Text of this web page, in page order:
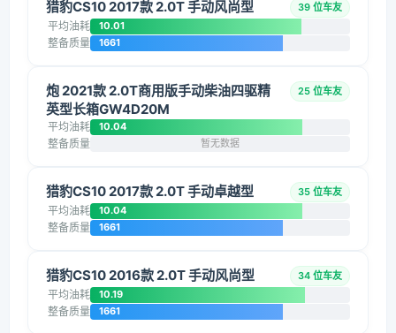
猎豹CS10 2017款 2.0T 手动风尚型 39 位车友
平均油耗 10.01
整备质量 1661
炮 2021款 2.0T商用版手动柴油四驱精
英型长箱GW4D20M
25 位车友
平均油耗 10.04
整备质量 暂无数据
猎豹CS10 2017款 2.0T 手动卓越型 35 位车友
平均油耗 10.04
整备质量 1661
猎豹CS10 2016款 2.0T 手动风尚型 34 位车友
平均油耗 10.19
整备质量 1661